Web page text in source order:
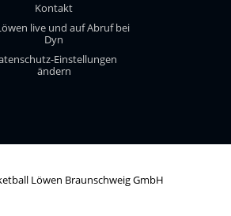
Kontakt
live und auf Abruf bei
Dyn
Einstellungen
ändern
Löwen Braunschweig GmbH